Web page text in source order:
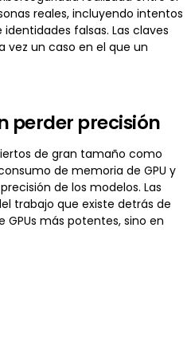
reales, incluyendo intentos
falsas. Las claves
vez un caso en el que un
perder precisión
de gran tamaño como
de memoria de GPU y
de los modelos. Las
trabajo que existe detrás de
más potentes, sino en